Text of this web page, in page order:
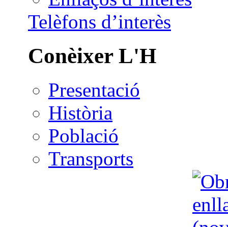
Telèfons d’interès
Conèixer L'H
Presentació
Història
Població
Transports